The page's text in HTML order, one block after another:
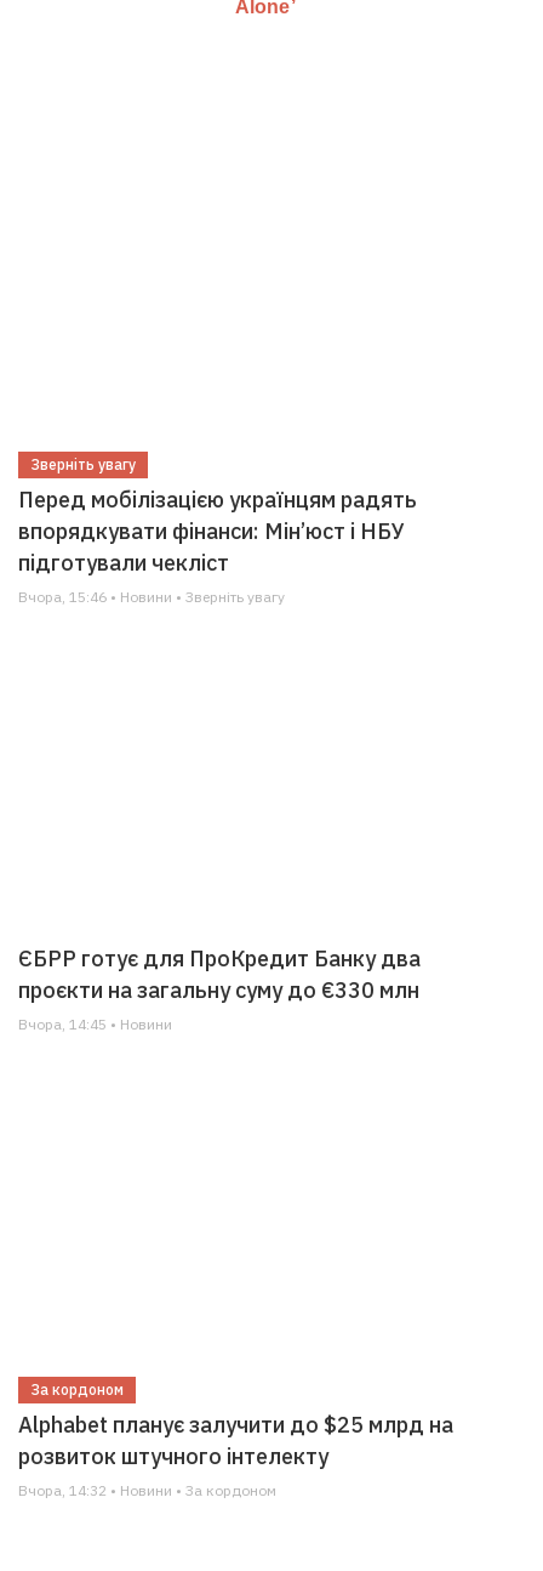
Зверніть увагу
Перед мобілізацією українцям радять
впорядкувати фінанси: Мін’юст і НБУ
підготували чекліст
Вчора, 15:46 • Новини • Зверніть увагу
ЄБРР готує для ПроКредит Банку два
проєкти на загальну суму до €330 млн
Вчора, 14:45 • Новини
За кордоном
Alphabet планує залучити до $25 млрд на
розвиток штучного інтелекту
Вчора, 14:32 • Новини • За кордоном